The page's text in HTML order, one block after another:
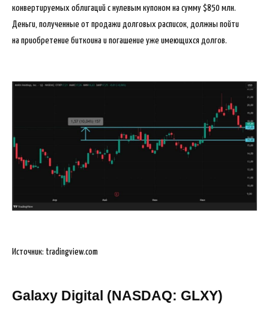
конвертируемых облигаций с нулевым купоном на сумму $850 млн.
Деньги, полученные от продажи долговых расписок, должны пойти
на приобретение биткоина и погашение уже имеющихся долгов.
Источник: tradingview.com
Galaxy Digital (NASDAQ: GLXY)